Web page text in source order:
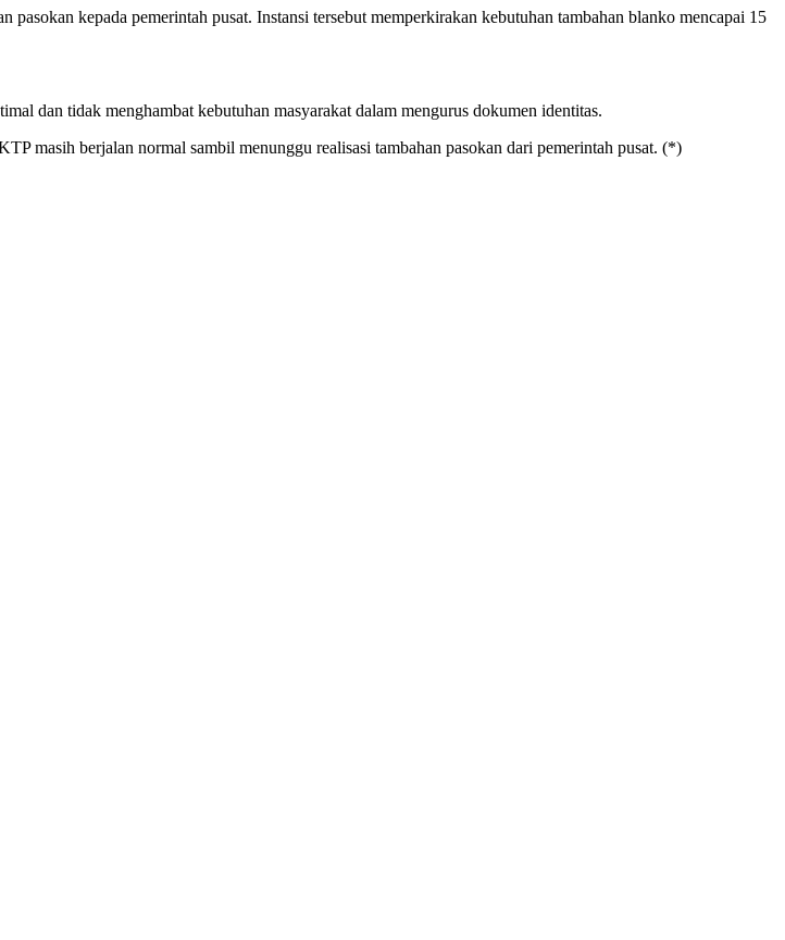
kepada pemerintah pusat. Instansi tersebut memperkirakan kebutuhan tambahan blanko mencapai 15
dan tidak menghambat kebutuhan masyarakat dalam mengurus dokumen identitas.
masih berjalan normal sambil menunggu realisasi tambahan pasokan dari pemerintah pusat. (*)